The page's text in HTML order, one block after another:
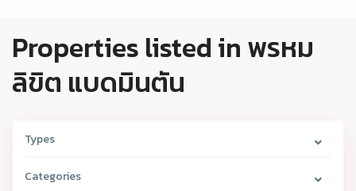
Properties listed in พรหม
ลิขิต แบดมินตัน
Types
Categories